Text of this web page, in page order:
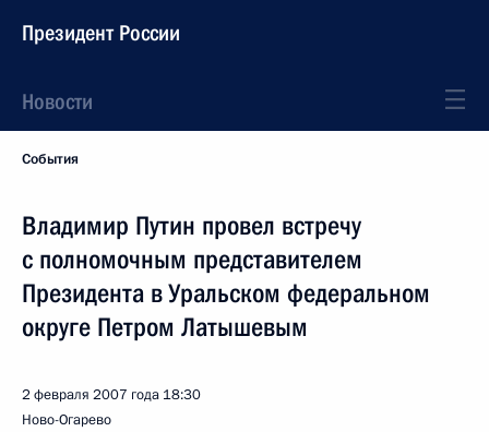
Президент России
Новости
События
Владимир Путин провел встречу
с полномочным представителем
Президента в Уральском федеральном
округе Петром Латышевым
2 февраля 2007 года 18:30
Ново-Огарево